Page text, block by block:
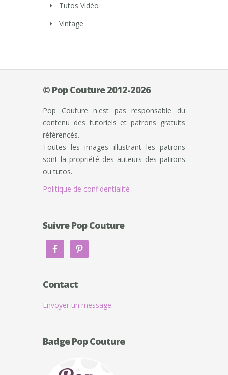
Tutos Vidéo
Vintage
© Pop Couture 2012-2026
Pop Couture n'est pas responsable du
contenu des tutoriels et patrons gratuits
référencés.
Toutes les images illustrant les patrons
sont la propriété des auteurs des patrons
ou tutos.
Politique de confidentialité
Suivre Pop Couture
Contact
Envoyer un message.
Badge Pop Couture